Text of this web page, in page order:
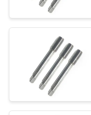
트
PRIVACY
POLICY